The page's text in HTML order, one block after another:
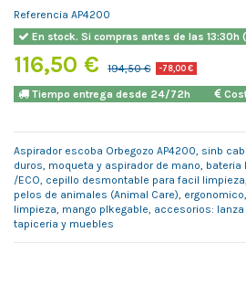
Referencia AP4200
En stock. Si compras antes de las 13:30h
116,50 € 194,50 € -78,00 €
Tiempo entrega desde 24/72h
Aspirador escoba Orbegozo AP4200, sinb
duros, moqueta y aspirador de mano, bateria
/ECO, cepillo desmontable para facil
pelos de animales (Animal Care),
limpieza, mango plkegable, accesorios:
tapiceria y muebles